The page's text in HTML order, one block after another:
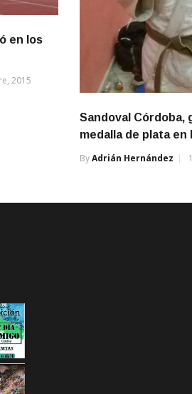
en los
2015
Sandoval Córdoba,
medalla de plata en
ByAdrián Hernández